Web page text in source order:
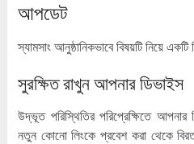
আপডেট
স্যামসাং আনুষ্ঠানিকভাবে বিষয়টি নিয়ে
সুরক্ষিত রাখুন আপনার ডিভাইস
উদ্ভূত পরিস্থিতির পরিপ্রেক্ষিতে
নতুন কোনো লিংকে প্রবেশ করা থেকে